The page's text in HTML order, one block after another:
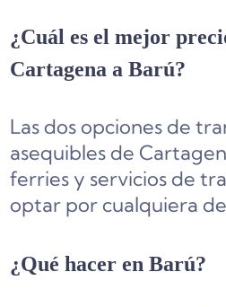
¿Cuál es el mejor
Cartagena a Barú?
Las dos opciones de
asequibles de
ferries y servicios de
optar por cualquiera de
¿Qué hacer en Barú?